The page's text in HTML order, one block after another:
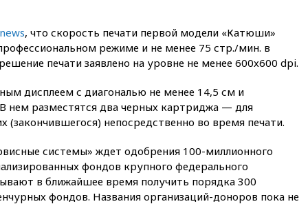
НПЗ, вызванное атакой БПЛА,
потушили
11:47 Суд оставил под
Лерчек
11:07
При столкновении
катера и лодки под Самарой
10:27 Движение по трассе
«Новороссия» восстановлено
09:55Силы ПВО перехватили
, что скорость печати первой модели «Катюши»
режиме и не менее 75 стр./мин. в
печати заявлено на уровне не менее 600х600 dpi.
дисплеем с диагональю не менее 14,5 см и
нем разместятся два черных картриджа — для
(закончившегося) непосредственно во время печати.
системы» ждет одобрения 100-миллионного
фондов крупного федерального
в ближайшее время получить порядка 300
фондов. Названия организаций-доноров пока не